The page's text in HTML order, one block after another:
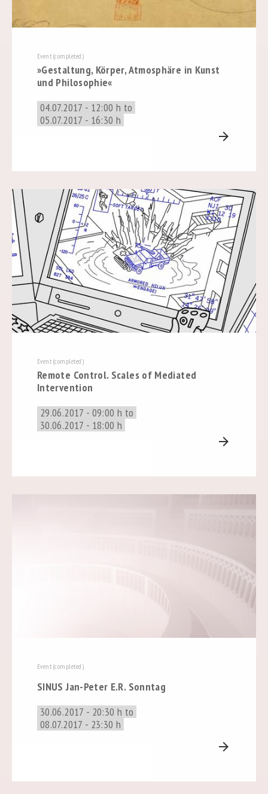
Event (completed)
»Gestaltung, Körper, Atmosphäre in Kunst
und Philosophie«
04.07.2017 - 12:00 h to
05.07.2017 - 16:30 h
arrow_forward
Event (completed)
Remote Control. Scales of Mediated
Intervention
29.06.2017 - 09:00 h to
30.06.2017 - 18:00 h
arrow_forward
Event (completed)
SINUS Jan-Peter E.R. Sonntag
30.06.2017 - 20:30 h to
08.07.2017 - 23:30 h
arrow_forward